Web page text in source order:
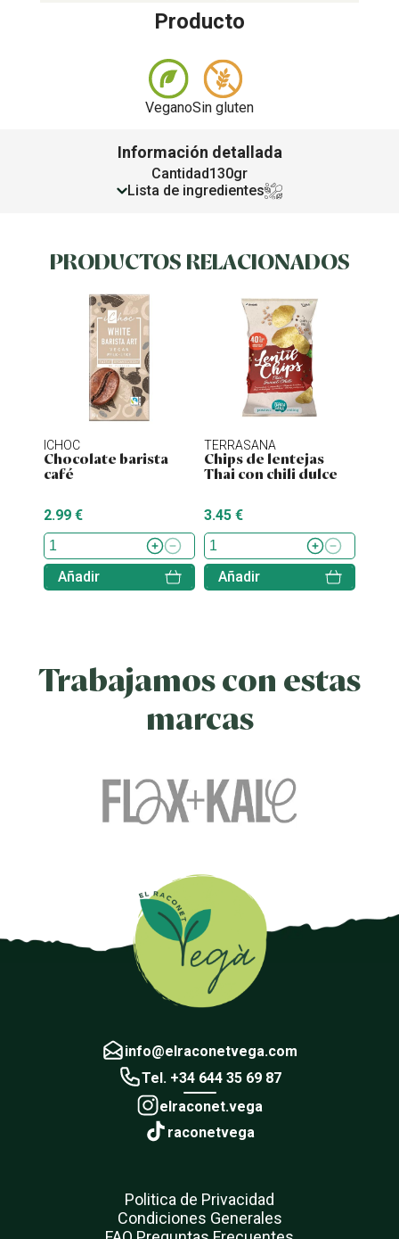
Producto
VeganoSin gluten
Información detallada
Cantidad130gr
Lista de ingredientes
PRODUCTOS RELACIONADOS
ICHOC
Chocolate barista
café
2.99 €
Añadir
TERRASANA
Chips de lentejas
Thai con chili dulce
3.45 €
Añadir
Trabajamos con estas
marcas
info@elraconetvega.com
Tel. +34 644 35 69 87
elraconet.vega
raconetvega
Politica de Privacidad
Condiciones Generales